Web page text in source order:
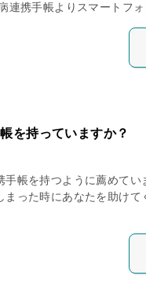
連携手帳よりスマートフ
を持っていますか？
手帳を持つように薦めて
った時にあなたを助け